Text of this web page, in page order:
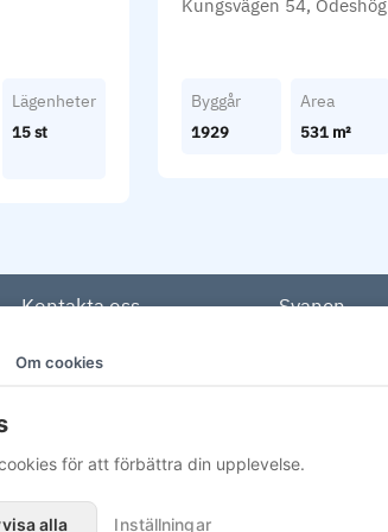
Om cookies
för att förbättra din upplevelse.
alla Inställningar
Lägenheter
15 st
Kungsvägen 54, Ödeshög
Byggår
1929
Area
531 m²
Kontakta oss
59160 Motala
Öppet vardagar 08-17
info@svanenfast.se
Svanen